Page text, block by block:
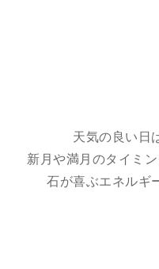
天気の良い日
新月や満月のタイミ
石が喜ぶエネルギ